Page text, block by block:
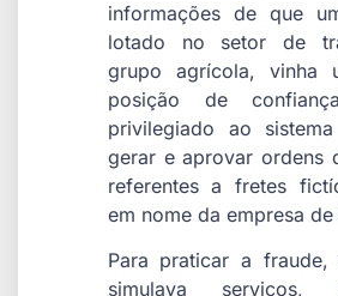
informações de que
lotado no setor de
grupo agrícola, vinha
posição de
privilegiado ao
gerar e aprovar ordens
referentes a fretes
em nome da empresa
Para praticar a fraude,
simulava serviços,